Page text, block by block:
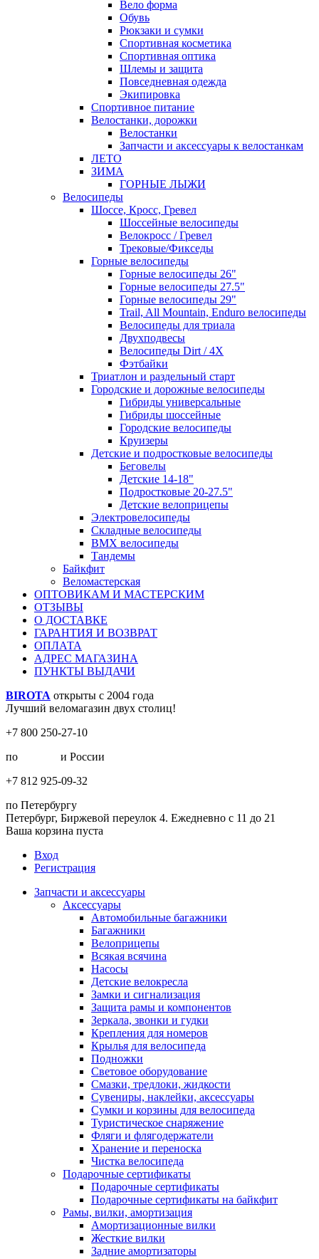
Вело форма
Обувь
Рюкзаки и сумки
Спортивная косметика
Спортивная оптика
Шлемы и защита
Повседневная одежда
Экипировка
Спортивное питание
Велостанки, дорожки
Велостанки
Запчасти и аксессуары к велостанкам
ЛЕТО
ЗИМА
ГОРНЫЕ ЛЫЖИ
Велосипеды
Шоссе, Кросс, Гревел
Шоссейные велосипеды
Велокросс / Гревел
Трековые/Фикседы
Горные велосипеды
Горные велосипеды 26"
Горные велосипеды 27.5"
Горные велосипеды 29"
Trail, All Mountain, Enduro велосипеды
Велосипеды для триала
Двухподвесы
Велосипеды Dirt / 4X
Фэтбайки
Триатлон и раздельный старт
Городские и дорожные велосипеды
Гибриды универсальные
Гибриды шоссейные
Городские велосипеды
Круизеры
Детские и подростковые велосипеды
Беговелы
Детские 14-18"
Подростковые 20-27.5"
Детские велоприцепы
Электровелосипеды
Складные велосипеды
BMX велосипеды
Тандемы
Байкфит
Веломастерская
ОПТОВИКАМ И МАСТЕРСКИМ
ОТЗЫВЫ
О ДОСТАВКЕ
ГАРАНТИЯ И ВОЗВРАТ
ОПЛАТА
АДРЕС МАГАЗИНА
ПУНКТЫ ВЫДАЧИ
BIROTA открыты с 2004 года
Лучший веломагазин двух столиц!
+7 800 250-27-10
по
и России
+7 812 925-09-32
по Петербургу
Петербург, Биржевой переулок 4. Ежедневно с 11 до 21
Ваша корзина пуста
Вход
Регистрация
Запчасти и аксессуары
Аксессуары
Автомобильные багажники
Багажники
Велоприцепы
Всякая всячина
Насосы
Детские велокресла
Замки и сигнализация
Защита рамы и компонентов
Зеркала, звонки и гудки
Крепления для номеров
Крылья для велосипеда
Подножки
Световое оборудование
Смазки, тредлоки, жидкости
Сувениры, наклейки, аксессуары
Сумки и корзины для велосипеда
Туристическое снаряжение
Фляги и флягодержатели
Хранение и переноска
Чистка велосипеда
Подарочные сертификаты
Подарочные сертификаты
Подарочные сертификаты на байкфит
Рамы, вилки, амортизация
Амортизационные вилки
Жесткие вилки
Задние амортизаторы